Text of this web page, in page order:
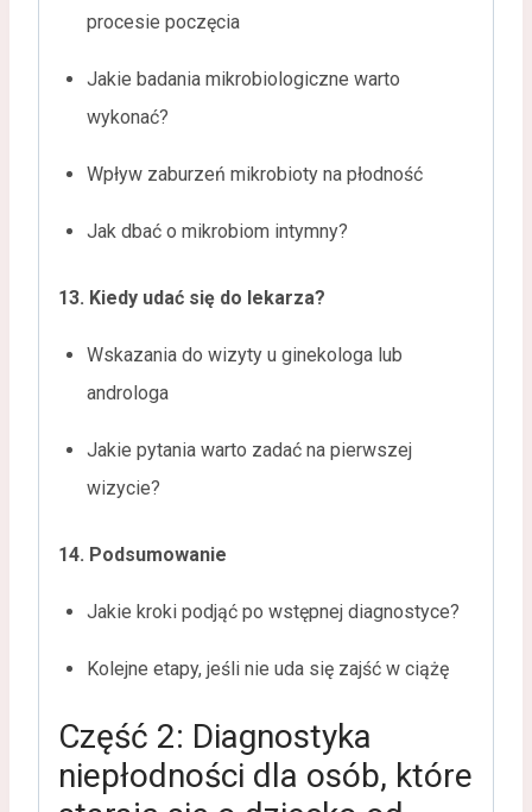
procesie poczęcia
Jakie badania mikrobiologiczne warto
wykonać?
Wpływ zaburzeń mikrobioty na płodność
Jak dbać o mikrobiom intymny?
13. Kiedy udać się do lekarza?
Wskazania do wizyty u ginekologa lub
androloga
Jakie pytania warto zadać na pierwszej
wizycie?
14. Podsumowanie
Jakie kroki podjąć po wstępnej diagnostyce?
Kolejne etapy, jeśli nie uda się zajść w ciążę
Część 2: Diagnostyka
niepłodności dla osób, które